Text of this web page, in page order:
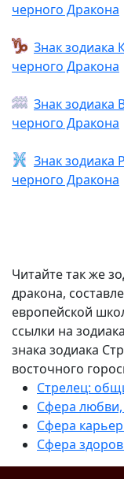
черного Дракона
Знак зодиака
черного Дракона
Знак зодиака
черного Дракона
Знак зодиака
черного Дракона
Читайте так же
дракона,
европейской
ссылки на
знака зодиака
восточного
Стрелец:
Сфера любви,
Сфера
Сфера